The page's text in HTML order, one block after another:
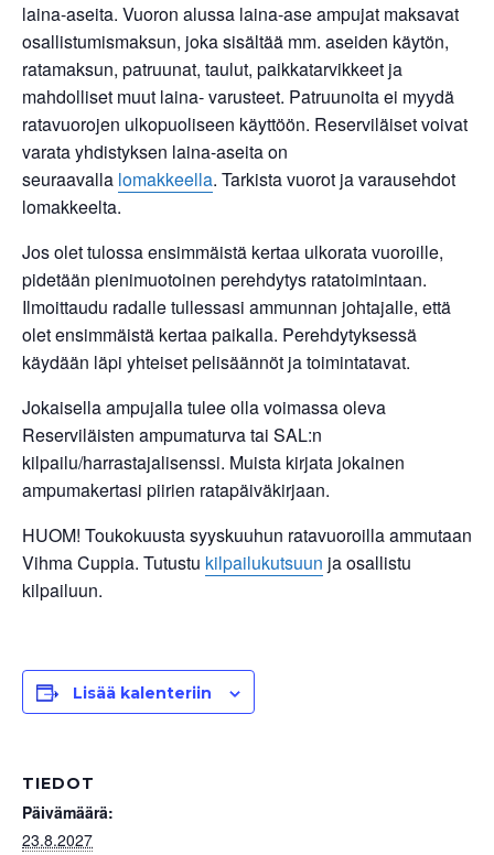
laina-aseita. Vuoron alussa laina-ase ampujat maksavat
osallistumismaksun, joka sisältää mm. aseiden käytön,
ratamaksun, patruunat, taulut, paikkatarvikkeet ja
mahdolliset muut laina- varusteet. Patruunoita ei myydä
ratavuorojen ulkopuoliseen käyttöön. Reserviläiset voivat
varata yhdistyksen laina-aseita on
seuraavalla lomakkeella. Tarkista vuorot ja varausehdot
lomakkeelta.
Jos olet tulossa ensimmäistä kertaa ulkorata vuoroille,
pidetään pienimuotoinen perehdytys ratatoimintaan.
Ilmoittaudu radalle tullessasi ammunnan johtajalle, että
olet ensimmäistä kertaa paikalla. Perehdytyksessä
käydään läpi yhteiset pelisäännöt ja toimintatavat.
Jokaisella ampujalla tulee olla voimassa oleva
Reserviläisten ampumaturva tai SAL:n
kilpailu/harrastajalisenssi. Muista kirjata jokainen
ampumakertasi piirien ratapäiväkirjaan.
HUOM! Toukokuusta syyskuuhun ratavuoroilla ammutaan
Vihma Cuppia. Tutustu kilpailukutsuun ja osallistu
kilpailuun.
Lisää kalenteriin
TIEDOT
Päivämäärä:
23.8.2027